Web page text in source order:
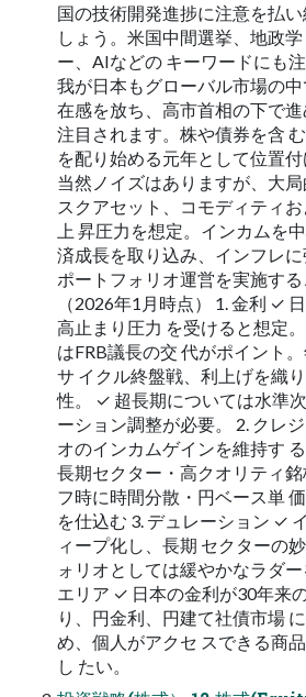
国の技術開発進捗に注意を払
しょう。米国中間選挙、地政
ー、AIなどの キーワードにも
我が日本もグローバル市場の
在感を放ち、高市首相の下で
注目されます。株や債券を含
を配り始める元年として位置付
当然ノイズはありますが、大
スクアセット、コモディティ
上 昇圧力を想定。インカムを
済成長を取り込み、インフレ
ポートフォリオ運営を実施する
（2026年1月時点） 1. 金利 ✓
高止まり圧力 を受けると想定
はFRB議長の交 代がポイント
サ イクル終盤戦、利上げを織
性。 ✓ 超長期については水準
ーション調整が必要。 2. クレ
オのインカムゲインを維持す
長期セクター・高クオリティ
フ時に時間分散・円ベース単
を仕込む 3. デュレーション ✓
ィープ化し、長期 セクターの
ォリオとしては緩やかなラダー
エリア ✓ 日本の金利が30年来
り、円金利、円建て社債市場
め、個人がアクセ スできる商
し たい。